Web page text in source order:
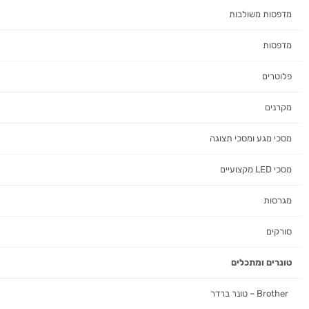
מדפסות משולבות
מדפסות
פלוטרים
מקרנים
מסכי מגע ומסכי תצוגה
מסכי LED מקצועיים
מגרסות
סורקים
טונרים ומתכלים
Brother – טונר ברדר